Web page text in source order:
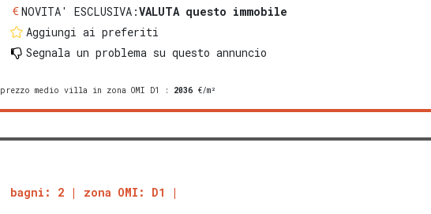
NOVITA' ESCLUSIVA:VALUTA questo immobile
Aggiungi ai preferiti
Segnala un problema su questo annuncio
prezzo medio villa in zona OMI D1 : 2036 €/m²
bagni: 2 zona OMI: D1